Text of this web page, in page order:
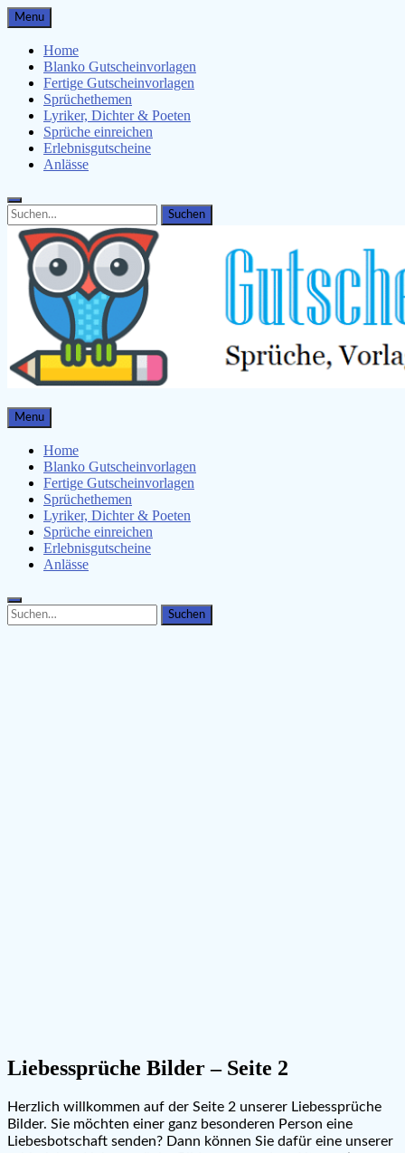
Skip
to
content
Menu
Home
Blanko Gutscheinvorlagen
Fertige Gutscheinvorlagen
Sprüchethemen
Lyriker, Dichter & Poeten
Sprüche einreichen
Erlebnisgutscheine
Anlässe
Search
for:
Search
Gutscheinspruch.de
Gutscheinsprüche & Gutscheinvorlagen finden
Menu
Home
Blanko Gutscheinvorlagen
Fertige Gutscheinvorlagen
Sprüchethemen
Lyriker, Dichter & Poeten
Sprüche einreichen
Erlebnisgutscheine
Anlässe
Search
for:
Search
Liebessprüche Bilder – Seite 2
Herzlich willkommen auf der Seite 2 unserer Liebessprüche
Bilder. Sie möchten einer ganz besonderen Person eine
Liebesbotschaft senden? Dann können Sie dafür eine unserer